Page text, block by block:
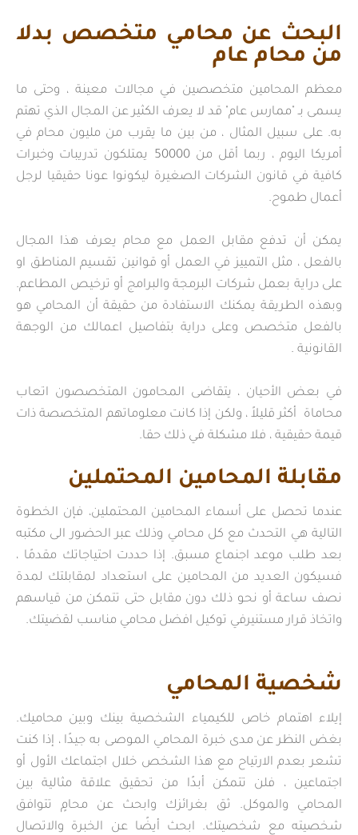
البحث عن محامي متخصص بدلا
من محام عام
معظم المحامين متخصصين في مجالات معينة ، وحتى ما
يسمى بـ "ممارس عام" قد لا يعرف الكثير عن المجال الذي تهتم
به. على سبيل المثال ، من بين ما يقرب من مليون محام في
أمريكا اليوم ، ربما أقل من 50000 يمتلكون تدريبات وخبرات
كافية في قانون الشركات الصغيرة ليكونوا عونا حقيقيا لرجل
أعمال طموح.
يمكن أن تدفع مقابل العمل مع محام يعرف هذا المجال
بالفعل ، مثل التمييز في العمل أو قوانين تقسيم المناطق او
على دراية بعمل شركات البرمجة والبرامج أو ترخيص المطاعم.
وبهذه الطريقة يمكنك الاستفادة من حقيقة أن المحامي هو
بالفعل متخصص وعلى دراية بتفاصيل اعمالك من الوجهة
القانونية .
في بعض الأحيان ، يتقاضى المحامون المتخصصون اتعاب
محاماة أكثر قليلاً ، ولكن إذا كانت معلوماتهم المتخصصة ذات
قيمة حقيقية ، فلا مشكلة في ذلك حقا.
مقابلة المحامين المحتملين
عندما تحصل على أسماء المحامين المحتملين، فإن الخطوة
التالية هي التحدث مع كل محامي وذلك عبر الحضور الى مكتبه
بعد طلب موعد اجنماع مسبق. إذا حددت احتياجاتك مقدمًا ،
فسيكون العديد من المحامين على استعداد لمقابلتك لمدة
نصف ساعة أو نحو ذلك دون مقابل حتى تتمكن من قياسهم
واتخاذ قرار مستنيرفي توكيل افضل محامي مناسب لقضيتك.
شخصية المحامي
إيلاء اهتمام خاص للكيمياء الشخصية بينك وبين محاميك.
بغض النظر عن مدى خبرة المحامي الموصى به جيدًا ، إذا كنت
تشعر بعدم الارتياح مع هذا الشخص خلال اجتماعك الأول أو
اجتماعين ، فلن تتمكن أبدًا من تحقيق علاقة مثالية بين
المحامي والموكل. ثق بغرائزك وابحث عن محامٍ تتوافق
شخصيته مع شخصيتك. ابحث أيضًا عن الخبرة والاتصال